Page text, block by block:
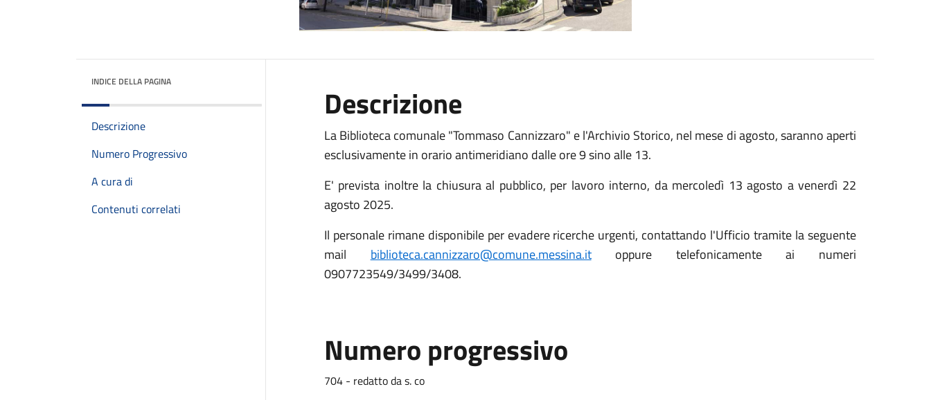
INDICE DELLA PAGINA
Descrizione
Numero Progressivo
A cura di
Contenuti correlati
Descrizione
La Biblioteca comunale "Tommaso Cannizzaro" e l'Archivio Storico, nel mese di agosto, saranno aperti
esclusivamente in orario antimeridiano dalle ore 9 sino alle 13.
E' prevista inoltre la chiusura al pubblico, per lavoro interno, da mercoledì 13 agosto a venerdì 22
agosto 2025.
Il personale rimane disponibile per evadere ricerche urgenti, contattando l'Ufficio tramite la seguente
mail biblioteca.cannizzaro@comune.messina.itoppure telefonicamente ai numeri
0907723549/3499/3408.
Numero progressivo
704 - redatto da s. co